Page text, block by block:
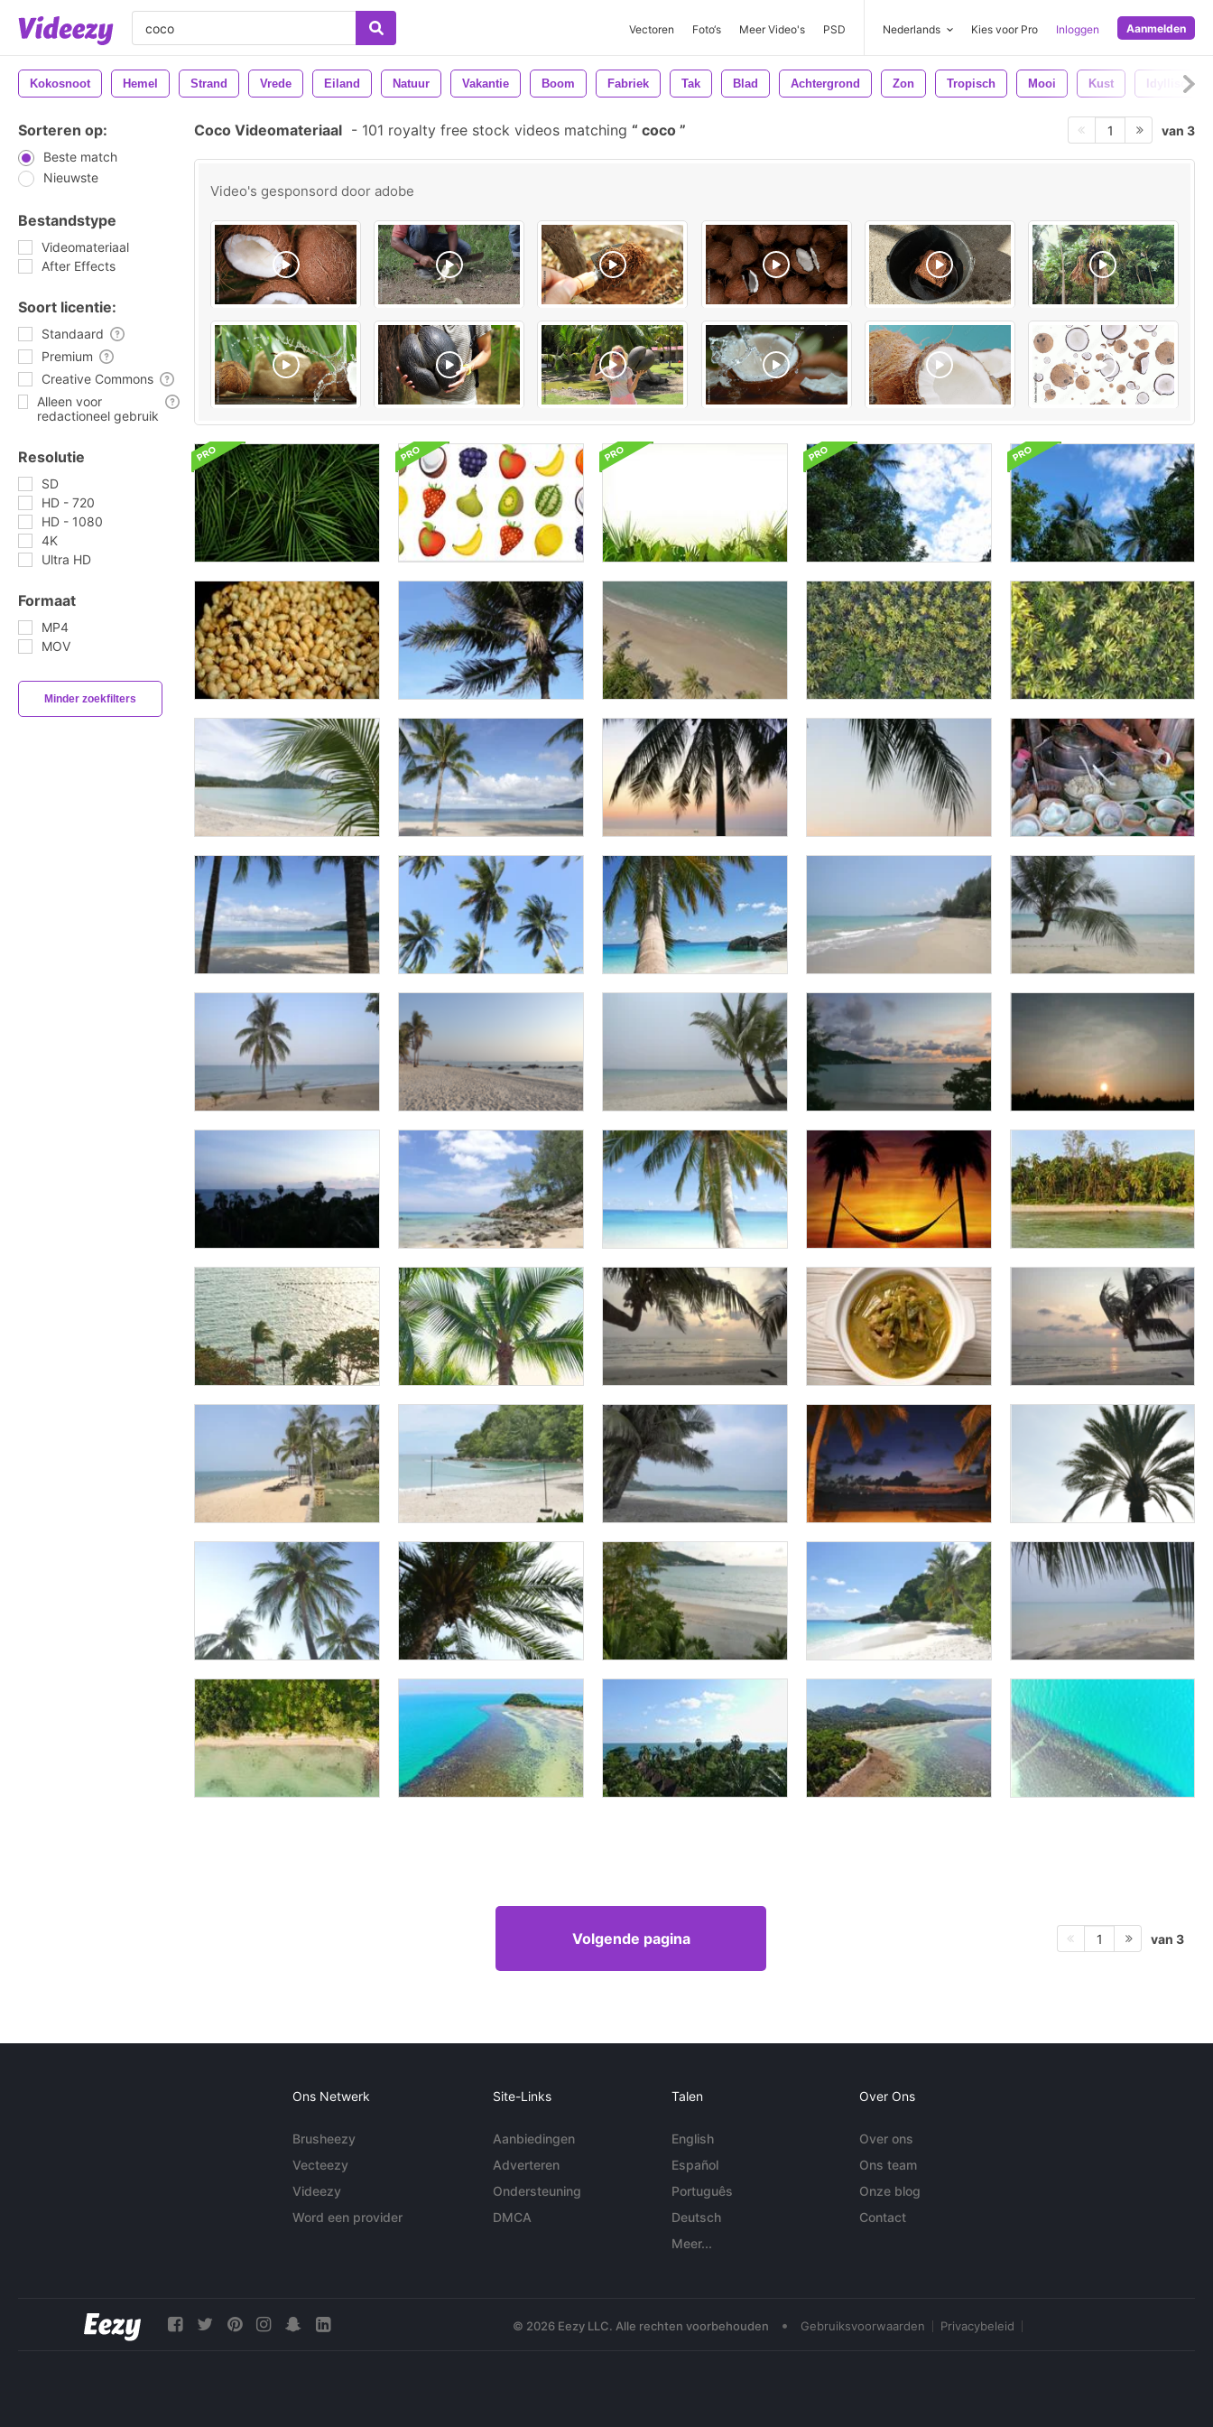
Vectoren Foto‘s Meer Video's PSD Nederlands Kies voor Pro Inloggen Aanmelden
Kokosnoot Hemel Strand Vrede Eiland Natuur Vakantie Boom Fabriek Tak Blad Achtergrond Zon Tropisch Mooi Kust Idyllisch
Sorteren op:
Beste match
Nieuwste
Bestandstype
Videomateriaal
After Effects
Soort licentie:
Standaard
Premium
Creative Commons
Alleen voor
redactioneel gebruik
Resolutie
SD
HD - 720
HD - 1080
4K
Ultra HD
Formaat
MP4
MOV
Minder zoekfilters
Coco Videomateriaal - 101 royalty free stock videos matching coco 1 van 3
Video's gesponsord door adobe
Volgende pagina 1 van 3
Ons Netwerk
Brusheezy
Vecteezy
Videezy
Word een provider
Site-Links
Aanbiedingen
Adverteren
Ondersteuning
DMCA
Talen
English
Español
Português
Deutsch
Meer...
Over Ons
Over ons
Ons team
Onze blog
Contact
© 2026 Eezy LLC. Alle rechten voorbehouden • Gebruiksvoorwaarden Privacybeleid